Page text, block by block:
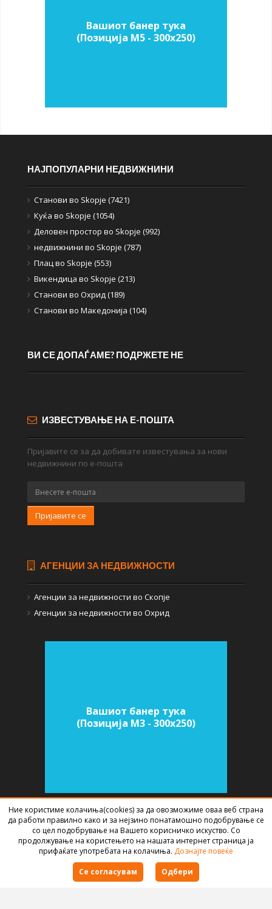
Вашиот банер тука
(Позиција M5 - 300х250)
НАЈПОПУЛАРНИ НЕДВИЖНИНИ
Станови во Skopje (7421)
Куќа во Skopje (1054)
Деловен простор во Skopje (992)
недвижнини во Skopje (787)
Плац во Skopje (553)
Викендица во Skopje (213)
Станови во Охрид (189)
Станови во Македонија (104)
ВИ СЕ ДОПАЃАМЕ? ПОДРЖЕТЕ НЕ
ИЗВЕСТУВАЊЕ НА Е-ПОШТА
Пријавите се за да добивате известувања за нови
недвижнини по е-пошта
Пријавите се
АГЕНЦИИ ЗА НЕДВИЖНОСТИ
Агенции за недвижности во Скопје
Агенции за недвижности во Охрид
Вашиот банер тука
(Позиција M3 - 300х250)
СОФТВЕР ЗА АГЕНЦИИ ЗА НЕДВИЖНИНИ ИЗРАБОТЕН ОД
BEST NET
STUDIO2026
Правила за користење
Ние користиме колачиња(cookies) за да овозможиме оваа веб страна
да работи правилно како и за нејзино понатамошно подобрување се
со цел подобрување на Вашето корисничко искуство. Со
продолжување на користењето на нашата интернет страница ја
прифаќате употребата на колачиња. Дознајте повеќе
Се согласувам
Одбери